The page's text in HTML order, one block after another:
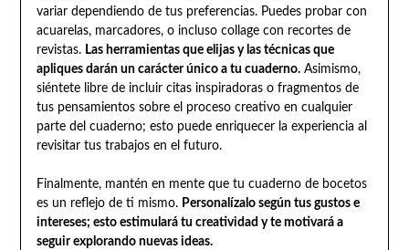
variar dependiendo de tus preferencias. Puedes probar con
acuarelas, marcadores, o incluso collage con recortes de
revistas. Las herramientas que elijas y las técnicas que
apliques darán un carácter único a tu cuaderno.Asimismo,
siéntete libre de incluir citas inspiradoras o fragmentos de
tus pensamientos sobre el proceso creativo en cualquier
parte del cuaderno; esto puede enriquecer la experiencia al
revisitar tus trabajos en el futuro.
Finalmente, mantén en mente que tu cuaderno de bocetos
es un reflejo de ti mismo. Personalízalo según tus gustos e
intereses; esto estimulará tu creatividad y te motivará a
seguir explorando nuevas ideas.